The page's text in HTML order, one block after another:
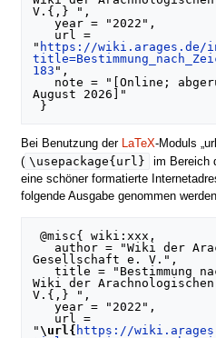
V.{,} ",
   year = "2022",
" https://wiki.arages.de/
183 ",
August 2026]"
Bei Benutzung der LaTeX-Moduls
( \usepackage{url}
im Bereich
eine schöner formatierte
folgende Ausgabe genommen
@misc{ wiki:xxx,
Gesellschaft e. V.",
   title = "Bestimmung nach Zeichnung ---
Wiki der
V.{,} ",
   year = "2022",
"\url{ https://